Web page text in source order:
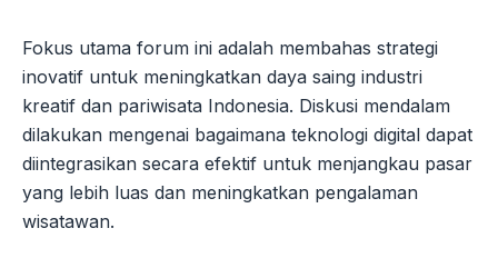
Fokus utama forum ini adalah membahas strategi
inovatif untuk meningkatkan daya saing industri
kreatif dan pariwisata Indonesia. Diskusi mendalam
dilakukan mengenai bagaimana teknologi digital dapat
diintegrasikan secara efektif untuk menjangkau pasar
yang lebih luas dan meningkatkan pengalaman
wisatawan.